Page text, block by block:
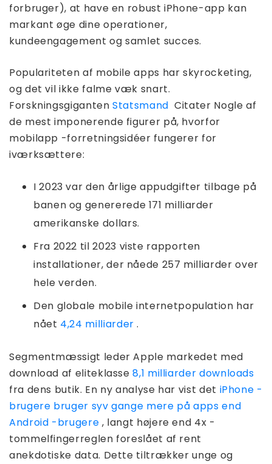
forbruger), at have en robust iPhone-app kan
markant øge dine operationer,
kundeengagement og samlet succes.
Populariteten af ​​mobile apps har skyrocketing,
og det vil ikke falme væk snart.
ForskningsgigantenStatsmandCitater Nogle af
de mest imponerende figurer på, hvorfor
mobilapp -forretningsidéer fungerer for
iværksættere:
I 2023 var den årlige appudgifter tilbage på
banen og genererede 171 milliarder
amerikanske dollars.
Fra 2022 til 2023 viste rapporten
installationer, der nåede 257 milliarder over
hele verden.
Den globale mobile internetpopulation har
nået 4,24 milliarder.
Segmentmæssigt leder Apple markedet med
download af eliteklasse8,1 milliarder downloads
fra dens butik. En ny analyse har vist det iPhone -
brugere bruger syv gange mere på apps end
Android -brugere , langt højere end 4x -
tommelfingerreglen foreslået af rent
anekdotiske data. Dette tiltrækker unge og